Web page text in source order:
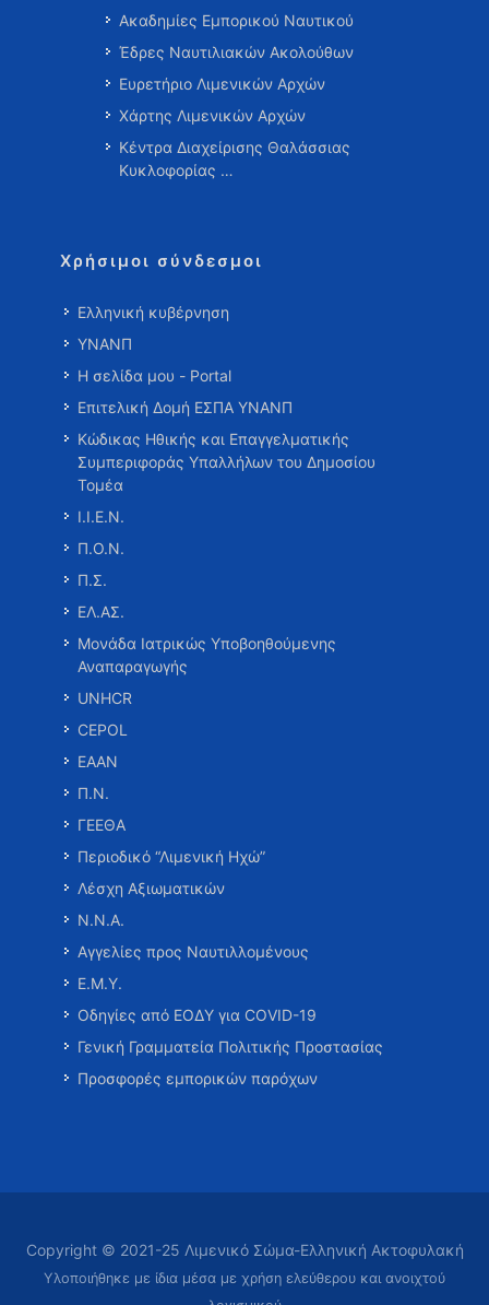
Ακαδημίες Εμπορικού Ναυτικού
Έδρες Ναυτιλιακών Ακολούθων
Ευρετήριο Λιμενικών Αρχών
Χάρτης Λιμενικών Αρχών
Κέντρα Διαχείρισης Θαλάσσιας
Κυκλοφορίας …
Χρήσιμοι σύνδεσμοι
Ελληνική κυβέρνηση
ΥΝΑΝΠ
Η σελίδα μου - Portal
Επιτελική Δομή ΕΣΠΑ ΥΝΑΝΠ
Κώδικας Ηθικής και Επαγγελματικής
Συμπεριφοράς Υπαλλήλων του Δημοσίου
Τομέα
Ι.Ι.Ε.Ν.
Π.Ο.Ν.
Π.Σ.
ΕΛ.ΑΣ.
Μονάδα Ιατρικώς Υποβοηθούμενης
Αναπαραγωγής
UNHCR
CEPOL
ΕΑΑΝ
Π.Ν.
ΓΕΕΘΑ
Περιοδικό “Λιμενική Ηχώ”
Λέσχη Αξιωματικών
Ν.Ν.Α.
Αγγελίες προς Ναυτιλλομένους
Ε.Μ.Υ.
Οδηγίες από ΕΟΔΥ για COVID-19
Γενική Γραμματεία Πολιτικής Προστασίας
Προσφορές εμπορικών παρόχων
Copyright © 2021-25 Λιμενικό Σώμα-Ελληνική Ακτοφυλακή
Υλοποιήθηκε με ίδια μέσα με χρήση ελεύθερου και ανοιχτού